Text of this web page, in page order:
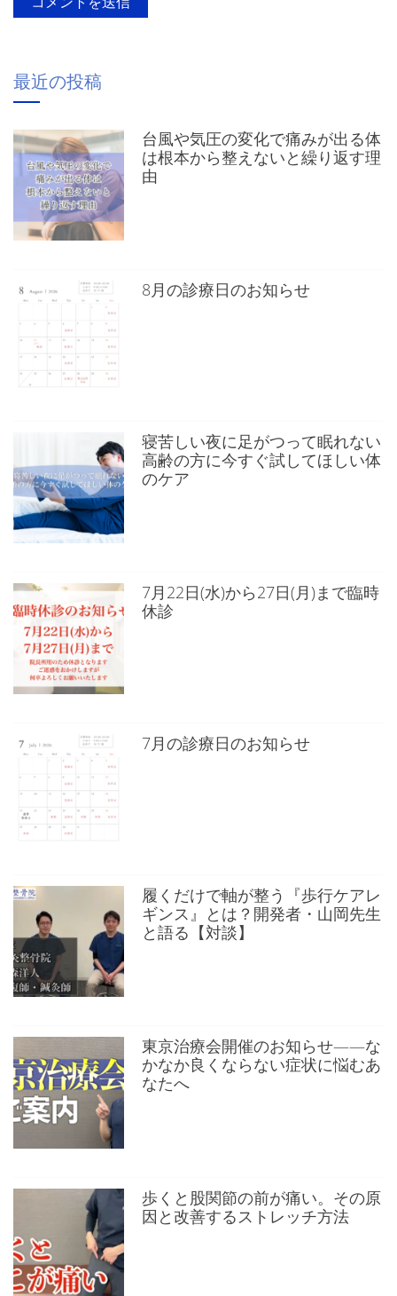
最近の投稿
台風や気圧の変化で痛みが出る体
は根本から整えないと繰り返す理
由
8月の診療日のお知らせ
寝苦しい夜に足がつって眠れない
高齢の方に今すぐ試してほしい体
のケア
7月22日(水)から27日(月)まで臨時
休診
7月の診療日のお知らせ
履くだけで軸が整う『歩行ケアレ
ギンス』とは？開発者・山岡先生
と語る【対談】
東京治療会開催のお知らせ——な
かなか良くならない症状に悩むあ
なたへ
歩くと股関節の前が痛い。その原
因と改善するストレッチ方法